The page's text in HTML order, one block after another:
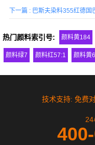
热门颜料索引号: 颜料黄184
颜料绿7 颜料红57:1 颜料黄
技术支持: 免费
24